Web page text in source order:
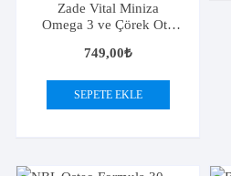
Zade Vital Miniza
Omega 3 ve Çörek Otu
749,00₺
SEPETE EKLE